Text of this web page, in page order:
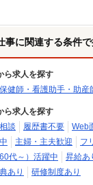
事に関連する条件
ら求人を探す
健師・看護助手・助産
ら求人を探す
談
履歴書不要 Web
主婦・主夫歓迎 フ
代～）活躍中
昇給あ
あり
研修制度あり